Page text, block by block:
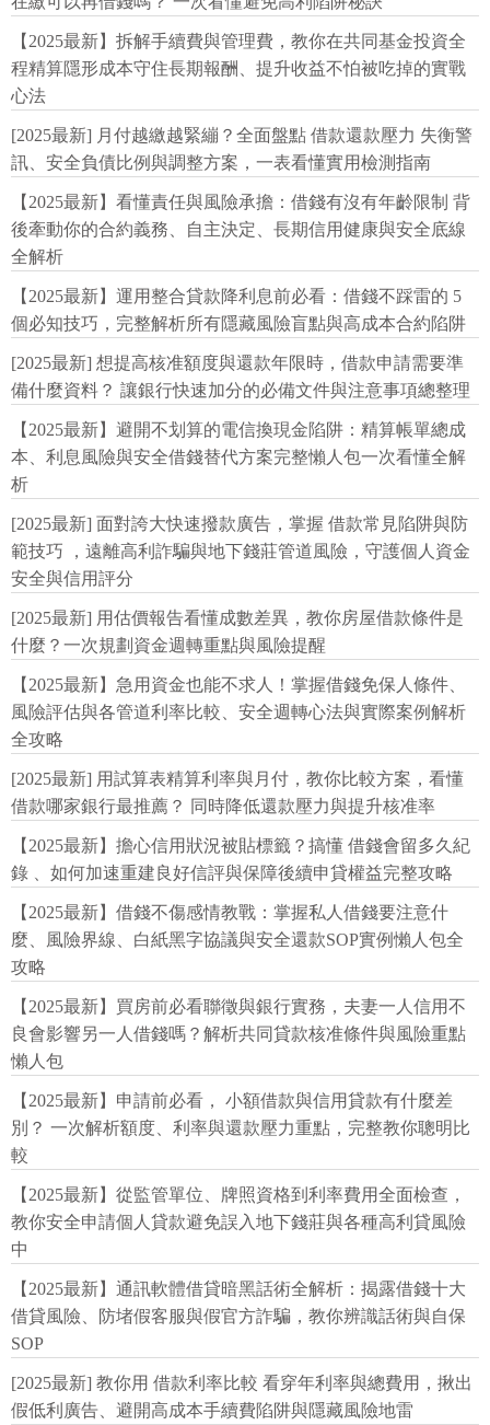
【2025最新】拆解手續費與管理費，教你在共同基金投資全
程精算隱形成本守住長期報酬、提升收益不怕被吃掉的實戰
心法
[2025最新] 月付越繳越緊繃？全面盤點 借款還款壓力 失衡警
訊、安全負債比例與調整方案，一表看懂實用檢測指南
【2025最新】看懂責任與風險承擔：借錢有沒有年齡限制 背
後牽動你的合約義務、自主決定、長期信用健康與安全底線
全解析
【2025最新】運用整合貸款降利息前必看：借錢不踩雷的 5
個必知技巧，完整解析所有隱藏風險盲點與高成本合約陷阱
[2025最新] 想提高核准額度與還款年限時，借款申請需要準
備什麼資料？ 讓銀行快速加分的必備文件與注意事項總整理
【2025最新】避開不划算的電信換現金陷阱：精算帳單總成
本、利息風險與安全借錢替代方案完整懶人包一次看懂全解
析
[2025最新] 面對誇大快速撥款廣告，掌握 借款常見陷阱與防
範技巧 ，遠離高利詐騙與地下錢莊管道風險，守護個人資金
安全與信用評分
[2025最新] 用估價報告看懂成數差異，教你房屋借款條件是
什麼？一次規劃資金週轉重點與風險提醒
【2025最新】急用資金也能不求人！掌握借錢免保人條件、
風險評估與各管道利率比較、安全週轉心法與實際案例解析
全攻略
[2025最新] 用試算表精算利率與月付，教你比較方案，看懂
借款哪家銀行最推薦？ 同時降低還款壓力與提升核准率
【2025最新】擔心信用狀況被貼標籤？搞懂 借錢會留多久紀
錄 、如何加速重建良好信評與保障後續申貸權益完整攻略
【2025最新】借錢不傷感情教戰：掌握私人借錢要注意什
麼、風險界線、白紙黑字協議與安全還款SOP實例懶人包全
攻略
【2025最新】買房前必看聯徵與銀行實務，夫妻一人信用不
良會影響另一人借錢嗎？解析共同貸款核准條件與風險重點
懶人包
【2025最新】申請前必看， 小額借款與信用貸款有什麼差
別？ 一次解析額度、利率與還款壓力重點，完整教你聰明比
較
【2025最新】從監管單位、牌照資格到利率費用全面檢查，
教你安全申請個人貸款避免誤入地下錢莊與各種高利貸風險
中
【2025最新】通訊軟體借貸暗黑話術全解析：揭露借錢十大
借貸風險、防堵假客服與假官方詐騙，教你辨識話術與自保
SOP
[2025最新] 教你用 借款利率比較 看穿年利率與總費用，揪出
假低利廣告、避開高成本手續費陷阱與隱藏風險地雷